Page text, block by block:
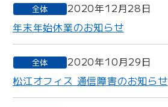
全体
2020年12月28日
年末年始休業のお知らせ
全体
2020年10月29日
松江オフィス 通信障害のお知らせ